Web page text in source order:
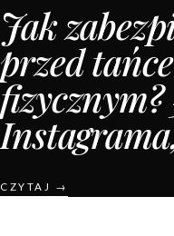
Jak
przed
CZYTAJ →